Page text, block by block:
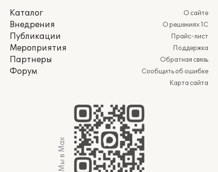
Каталог
Внедрения
Публикации
Мероприятия
Партнеры
Форум
О сайте
О решениях 1С
Прайс-лист
Поддержка
Обратная связь
Сообщить об ошибке
Карта сайта
Мы в Max